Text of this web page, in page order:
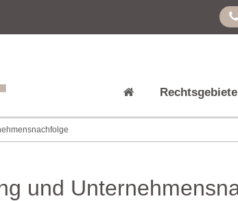
Rechtsgebiete
und